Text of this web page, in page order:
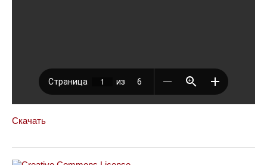
Скачать